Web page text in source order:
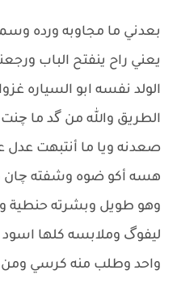
بعدني ما مجاوبه ورده
يعني راح ينفتح الباب
الولد نفسه ابو السياره
الطريق والله من گد ما
صعدنه ويا ما أنتبهت عدل
هسه أكو ضوه وشفته چان
وهو طويل وبشرته حنطية
ليفوگ وملابسه كلها
واحد وطلب منه كرسي ومن